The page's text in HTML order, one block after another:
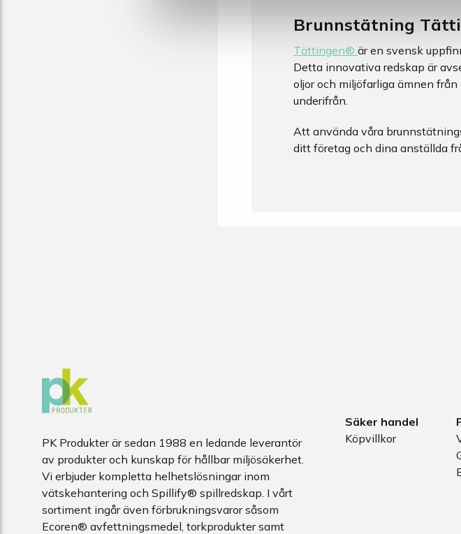
Brunnstätning
Tättingen® är en svensk
Detta innovativa redskap är
oljor och miljöfarliga ämnen
underifrån.
Att använda våra
ditt företag och dina anställda
PK Produkter är sedan 1988 en ledande leverantör
av produkter och kunskap för hållbar miljösäkerhet.
Vi erbjuder kompletta helhetslösningar inom
vätskehantering och Spillify® spillredskap. I vårt
sortiment ingår även förbrukningsvaror såsom
Ecoren® avfettningsmedel, torkprodukter samt
Säker handel
Köpvillkor